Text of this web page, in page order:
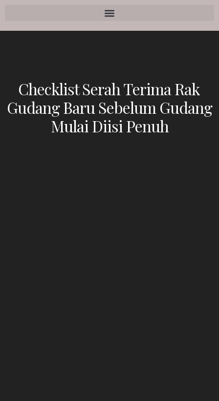
Checklist Serah Terima Rak
Gudang Baru Sebelum Gudang
Mulai Diisi Penuh